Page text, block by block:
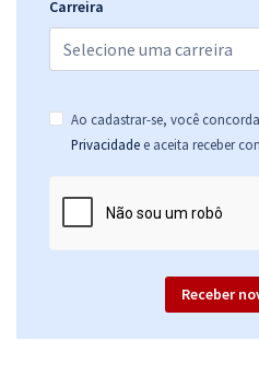
Carreira
Ao cadastrar-se, você
Privacidade e aceita receber
Receber